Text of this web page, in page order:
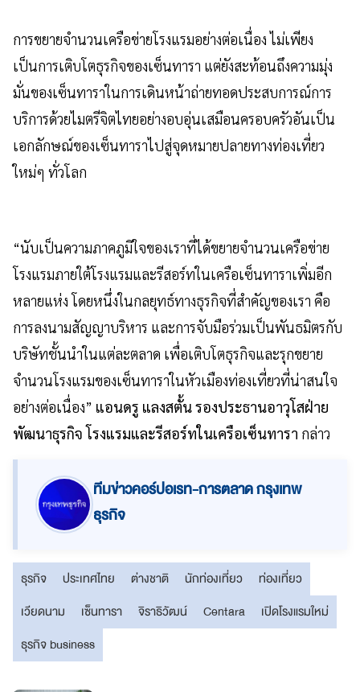
การขยายจำนวนเครือข่ายโรงแรมอย่างต่อเนื่อง ไม่เพียง
เป็นการเติบโตธุรกิจของเซ็นทารา แต่ยังสะท้อนถึงความมุ่ง
มั่นของเซ็นทาราในการเดินหน้าถ่ายทอดประสบการณ์การ
บริการด้วยไมตรีจิตไทยอย่างอบอุ่นเสมือนครอบครัวอันเป็น
เอกลักษณ์ของเซ็นทาราไปสู่จุดหมายปลายทางท่องเที่ยว
ใหม่ๆ ทั่วโลก
“นับเป็นความภาคภูมิใจของเราที่ได้ขยายจำนวนเครือข่าย
โรงแรมภายใต้โรงแรมและรีสอร์ทในเครือเซ็นทาราเพิ่มอีก
หลายแห่ง โดยหนึ่งในกลยุทธ์ทางธุรกิจที่สำคัญของเรา คือ
การลงนามสัญญาบริหาร และการจับมือร่วมเป็นพันธมิตรกับ
บริษัทชั้นนำในแต่ละตลาด เพื่อเติบโตธุรกิจและรุกขยาย
จำนวนโรงแรมของเซ็นทาราในหัวเมืองท่องเที่ยวที่น่าสนใจ
อย่างต่อเนื่อง” แอนดรู แลงสตั้น รองประธานอาวุโสฝ่าย
พัฒนาธุรกิจ โรงแรมและรีสอร์ทในเครือเซ็นทารา กล่าว
ทีมข่าวคอร์ปอเรท-การตลาด กรุงเทพ
ธุรกิจ
ธุรกิจ ประเทศไทย ต่างชาติ นักท่องเที่ยว
ท่องเที่ยว
เวียดนาม
เซ็นทารา จิราธิวัฒน์ Centara
เปิดโรงแรมใหม่
ธุรกิจ business